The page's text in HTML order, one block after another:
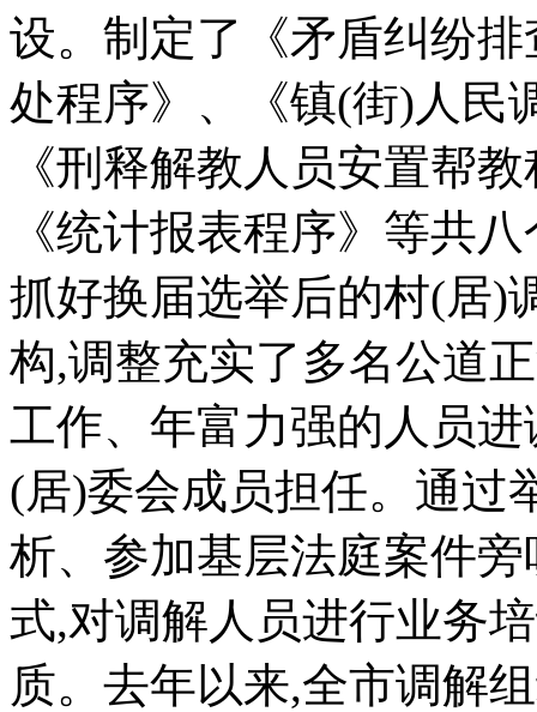
设。制定了《矛盾纠纷
处程序》、《镇(街)人民
《刑释解教人员安置帮
《统计报表程序》等共
抓好换届选举后的村(居)
构,调整充实了多名公道
工作、年富力强的人员
(居)委会成员担任。通过
析、参加基层法庭案件
式,对调解人员进行业务
质。去年以来,全市调解